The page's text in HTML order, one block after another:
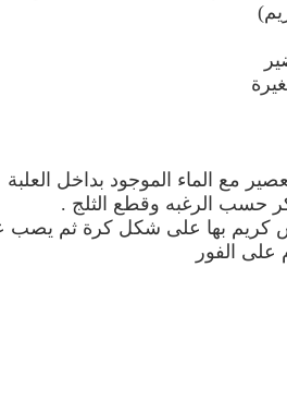
مع الماء الموجود بداخل العلبة
حسب الرغبه وقطع الثلج .
كريم بها على شكل كرة ثم يصب
على الفور